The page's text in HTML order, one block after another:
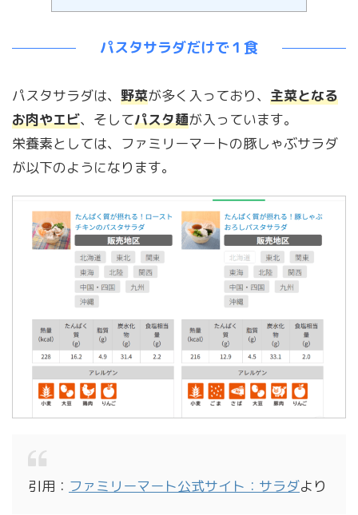
パスタサラダだけで１食
パスタサラダは、 野菜が多く入っており、 主菜となる
お肉やエビ、そしてパスタ麺が入っています。
栄養素としては、ファミリーマートの豚しゃぶサラダ
が以下のようになります。
引用： ファミリーマート公式サイト：サラダより